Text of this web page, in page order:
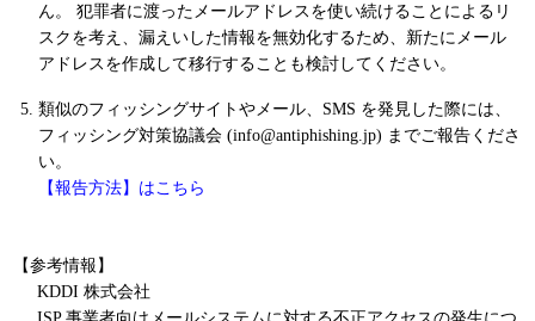
ん。 犯罪者に渡ったメールアドレスを使い続けることによるリ
スクを考え、漏えいした情報を無効化するため、新たにメール
アドレスを作成して移行することも検討してください。
類似のフィッシングサイトやメール、SMS を発見した際には、
フィッシング対策協議会 (info@antiphishing.jp) までご報告くださ
い。
【報告方法】はこちら
【参考情報】
KDDI 株式会社